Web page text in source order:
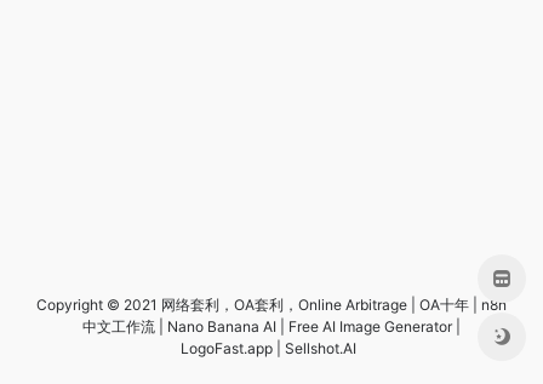
Copyright © 2021 网络套利 ， OA套利 ， Online Arbitrage OA十年
n8n
中文工作流
Nano Banana AI
Free AI Image Generator |
LogoFast.app| Sellshot.AI